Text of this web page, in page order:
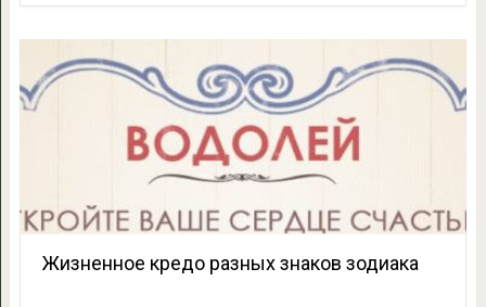
Жизненное кредо разных знаков зодиака